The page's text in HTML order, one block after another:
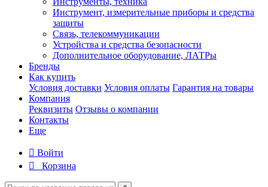
Инструмент, измерительные приборы и средства
защиты
Связь, телекоммуникации
Устройства и средства безопасности
Дополнительное оборудование, ЛАТРы
Бренды
Как купить
Условия доставки Условия оплаты Гарантия на товары
Компания
Реквизиты Отзывы о компании
Контакты
Еще
Войти
Корзина